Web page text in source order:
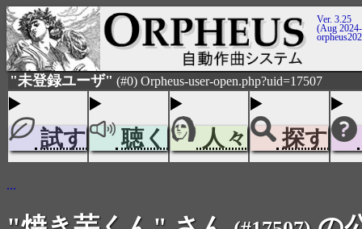
Ver. 3.25
(Aug
"未登録ユーザ" (#0) Orpheus-user-open.php?uid=17507
試す 聴く 人々 探す
...